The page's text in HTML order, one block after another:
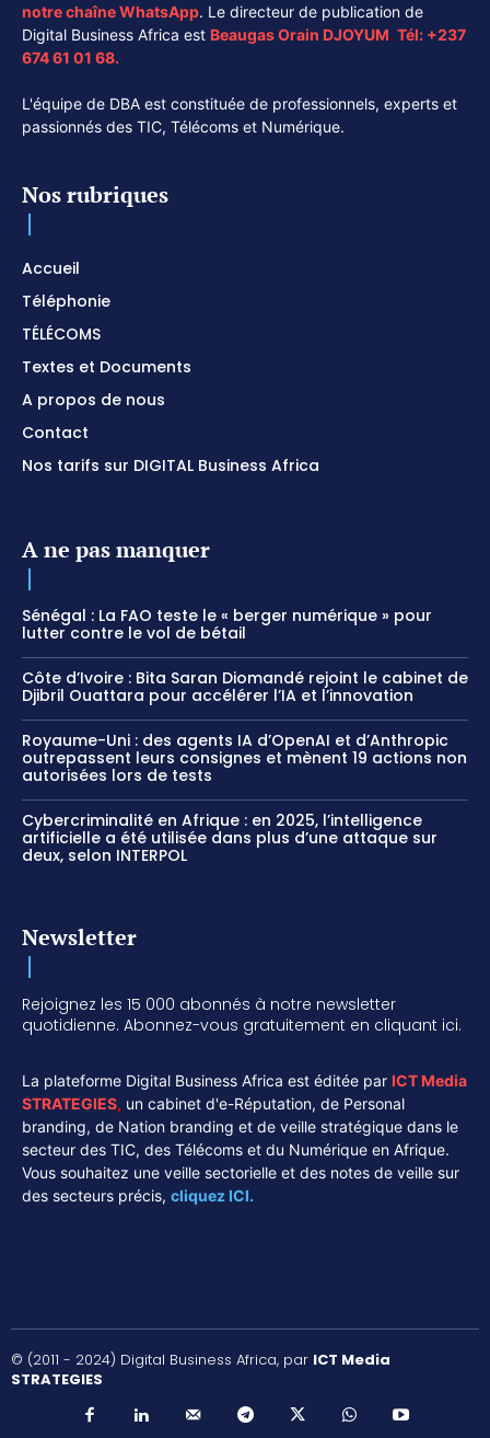
notre chaîneWhatsApp. Le directeur de publication de
Digital Business Africa est Beaugas Orain DJOYUM. Tél: +237
674 61 01 68.
L'équipe de DBA est constituée de professionnels, experts et
passionnés des TIC, Télécoms et Numérique.
Nos rubriques
Accueil
Téléphonie
TÉLÉCOMS
Textes et Documents
A propos de nous
Contact
Nos tarifs sur DIGITAL Business Africa
A ne pas manquer
Sénégal : La FAO teste le « berger numérique » pour
lutter contre le vol de bétail
Côte d’Ivoire : Bita Saran Diomandé rejoint le cabinet de
Djibril Ouattara pour accélérer l’IA et l’innovation
Royaume-Uni : des agents IA d’OpenAI et d’Anthropic
outrepassent leurs consignes et mènent 19 actions non
autorisées lors de tests
Cybercriminalité en Afrique : en 2025, l’intelligence
artificielle a été utilisée dans plus d’une attaque sur
deux, selon INTERPOL
Newsletter
Rejoignez les 15 000 abonnés à notre newsletter
quotidienne. Abonnez-vous gratuitement en cliquant ici.
La plateforme Digital Business Africa est éditée par ICT Media
STRATEGIES, un cabinet d'e-Réputation, de Personal
branding, de Nation branding et de veille stratégique dans le
secteur des TIC, des Télécoms et du Numérique en Afrique.
Vous souhaitez une veille sectorielle et des notes de veille sur
des secteurs précis, cliquez ICI.
© (2011 - 2024) Digital Business Africa, par ICT Media
STRATEGIES